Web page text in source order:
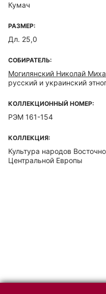
Кумач
РАЗМЕР:
Дл. 25,0
СОБИРАТЕЛЬ:
Могилянский Николай
русский и украинский
КОЛЛЕКЦИОННЫЙ НОМЕР:
РЭМ 161-154
КОЛЛЕКЦИЯ:
Культура народов
Центральной Европы